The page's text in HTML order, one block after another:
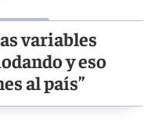
variables
y eso
al país”